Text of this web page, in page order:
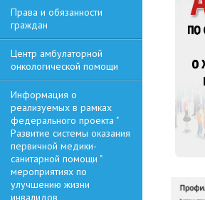
Права и обязанности
граждан
Центр амбулаторной
онкологической помощи
Информация о
реализуемых в рамках
федерального проекта "
Развитие системы оказания
первичной медики-
санитарной помощи "
мероприятиях по
улучшению жизни
инвалидов